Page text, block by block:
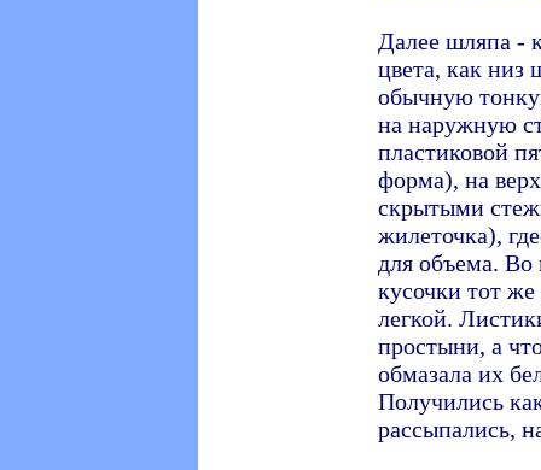
Далее шляпа -
цвета, как низ
обычную
на наружную
пластиковой
форма), на
скрытыми
жилеточка),
для объема.
кусочки тот
легкой.
простыни, а
обмазала их
Получились
рассыпались,